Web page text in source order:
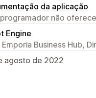
da aplicação
não
Engine
Emporia Business Hub,
agosto de 2022